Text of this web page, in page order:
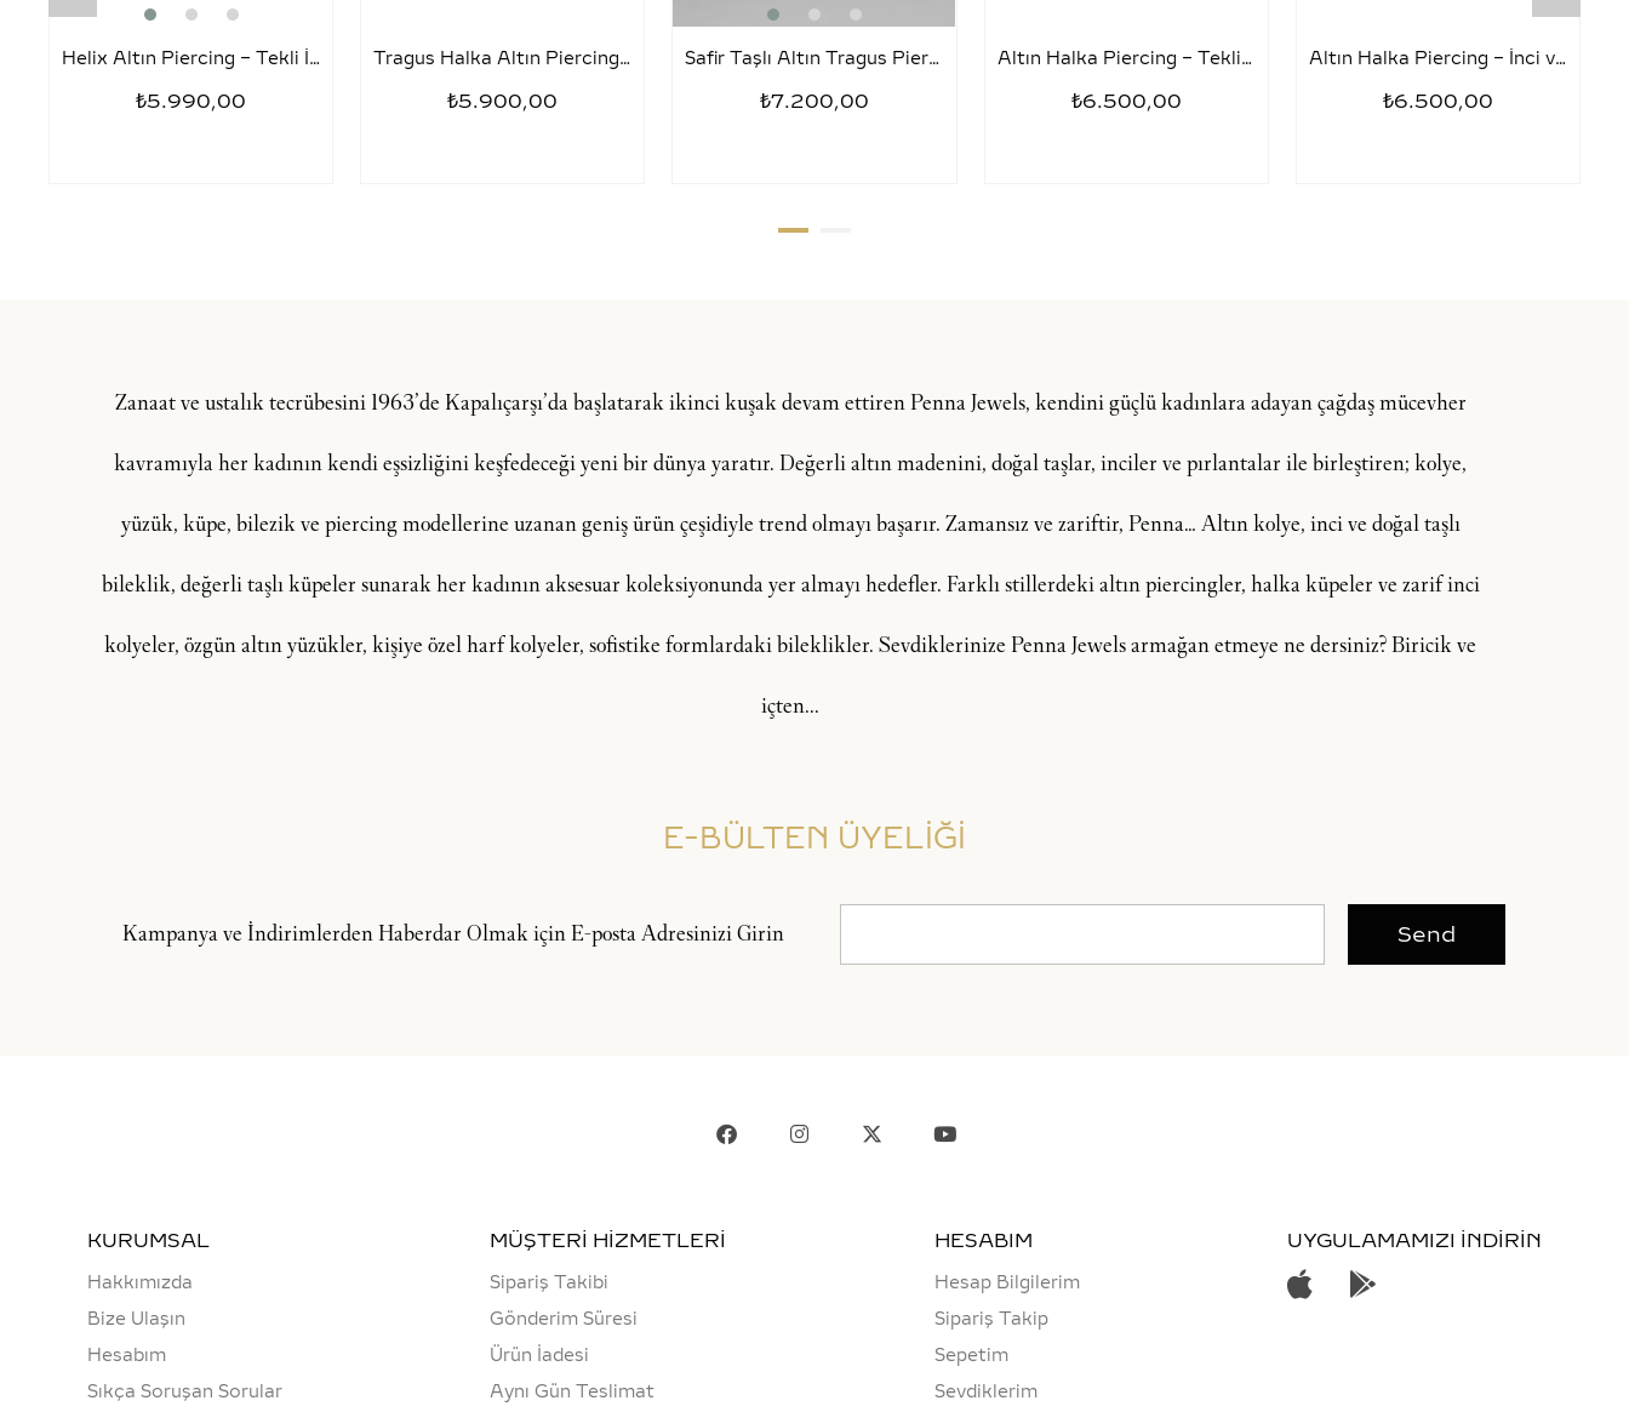
Helix Altın Piercing – Tekli İnci
₺5.990,00
Tragus Halka Altın Piercing – Sezar
₺5.900,00
Safir Taşlı Altın Tragus Piercing – Kirpik
₺7.200,00
Altın Halka Piercing – Tekli İnci
₺6.500,00
Altın Halka Piercing – İnci ve Yarım Papatya
₺6.500,00
Zanaat ve ustalık tecrübesini 1963’de Kapalıçarşı’da başlatarak ikinci kuşak devam ettiren Penna Jewels, kendini güçlü kadınlara adayan çağdaş mücevher
kavramıyla her kadının kendi eşsizliğini keşfedeceği yeni bir dünya yaratır. Değerli altın madenini, doğal taşlar, inciler ve pırlantalar ile birleştiren; kolye,
yüzük, küpe, bilezik ve piercing modellerine uzanan geniş ürün çeşidiyle trend olmayı başarır. Zamansız ve zariftir, Penna… Altın kolye, inci ve doğal taşlı
bileklik, değerli taşlı küpeler sunarak her kadının aksesuar koleksiyonunda yer almayı hedefler. Farklı stillerdeki altın piercingler, halka küpeler ve zarif inci
kolyeler, özgün altın yüzükler, kişiye özel harf kolyeler, sofistike formlardaki bileklikler. Sevdiklerinize Penna Jewels armağan etmeye ne dersiniz? Biricik ve
içten...
E-BÜLTEN ÜYELİĞİ
Kampanya ve İndirimlerden Haberdar Olmak için E-posta Adresinizi Girin Send
KURUMSAL
Hakkımızda
Bize Ulaşın
Hesabım
Sıkça Soruşan Sorular
MÜŞTERİ HİZMETLERİ
Sipariş Takibi
Gönderim Süresi
Ürün İadesi
Aynı Gün Teslimat
HESABIM
Hesap Bilgilerim
Sipariş Takip
Sepetim
Sevdiklerim
UYGULAMAMIZI İNDİRİN